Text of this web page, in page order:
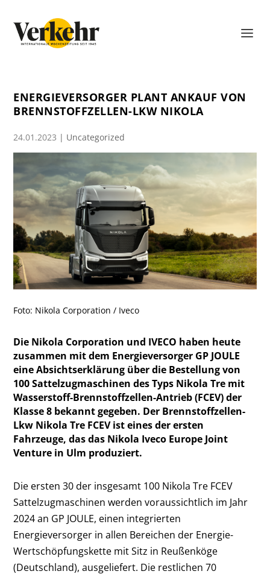
ENERGIEVERSORGER PLANT ANKAUF VON
BRENNSTOFFZELLEN-LKW NIKOLA
24.01.2023 | Uncategorized
Foto: Nikola Corporation / Iveco
Die Nikola Corporation und IVECO haben heute
zusammen mit dem Energieversorger GP JOULE
eine Absichtserklärung über die Bestellung von
100 Sattelzugmaschinen des Typs Nikola Tre mit
Wasserstoff-Brennstoffzellen-Antrieb (FCEV) der
Klasse 8 bekannt gegeben. Der Brennstoffzellen-
Lkw Nikola Tre FCEV ist eines der ersten
Fahrzeuge, das das Nikola Iveco Europe Joint
Venture in Ulm produziert.
Die ersten 30 der insgesamt 100 Nikola Tre FCEV
Sattelzugmaschinen werden voraussichtlich im Jahr
2024 an GP JOULE, einen integrierten
Energieversorger in allen Bereichen der Energie-
Wertschöpfungskette mit Sitz in Reußenköge
(Deutschland), ausgeliefert. Die restlichen 70